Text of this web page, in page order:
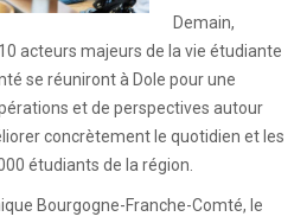
Demain,
acteurs majeurs de la vie étudiante
se réuniront à Dole pour une
et de perspectives autour
concrètement le quotidien et les
étudiants de la région.
Bourgogne-Franche-Comté, le